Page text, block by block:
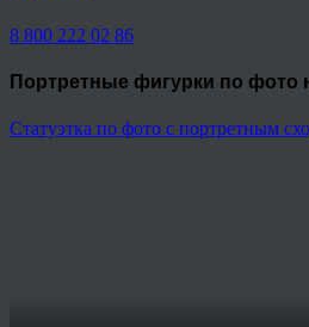
8 800 222 02 86
Портретные фигурки по фото
Статуэтка по фото с портретным